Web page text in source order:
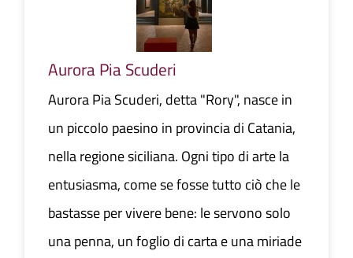
Aurora Pia Scuderi
Aurora Pia Scuderi, detta "Rory", nasce in
un piccolo paesino in provincia di Catania,
nella regione siciliana. Ogni tipo di arte la
entusiasma, come se fosse tutto ciò che le
bastasse per vivere bene: le servono solo
una penna, un foglio di carta e una miriade